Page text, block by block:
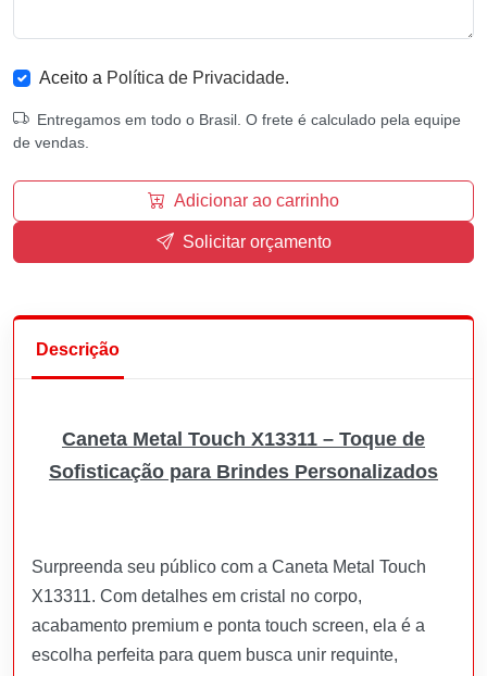
Aceito a Política de Privacidade.
Entregamos em todo o Brasil. O frete é calculado pela equipe
de vendas.
Adicionar ao carrinho
Solicitar orçamento
Descrição
Caneta Metal Touch X13311 – Toque de
Sofisticação para Brindes Personalizados
Surpreenda seu público com a Caneta Metal Touch
X13311. Com detalhes em cristal no corpo,
acabamento premium e ponta touch screen, ela é a
escolha perfeita para quem busca unir requinte,